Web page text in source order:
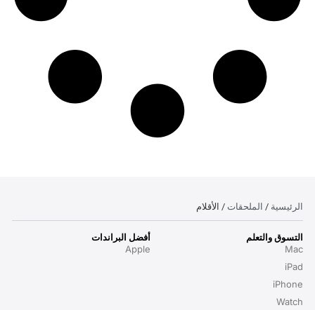
الرئيسية / الملحقات / الأقلام
التسوق والتعلم
Mac
iPad
iPhone
Watch
أفضل البراندات
Apple